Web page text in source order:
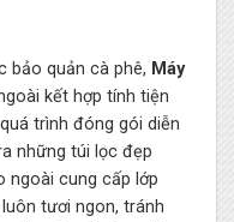
bảo quản cà phê, Máy
kết hợp tính tiện
trình đóng gói diễn
những túi lọc đẹp
ngoài cung cấp lớp
tươi ngon, tránh